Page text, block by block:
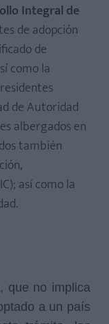
Integral de
de adopción
de
como la
de Autoridad
albergados en
también
así como la
que no implica
a un país